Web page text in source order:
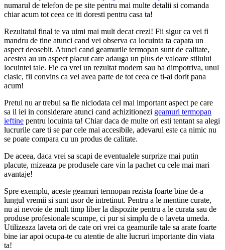
numarul de telefon de pe site pentru mai multe detalii si comanda
chiar acum tot ceea ce iti doresti pentru casa ta!
Rezultatul final te va uimi mai mult decat crezi! Fii sigur ca vei fi
mandru de tine atunci cand vei observa ca locuinta ta capata un
aspect deosebit. Atunci cand geamurile termopan sunt de calitate,
acestea au un aspect placut care adauga un plus de valoare stilului
locuintei tale. Fie ca vrei un rezultat modern sau ba dimpotriva, unul
clasic, fii convins ca vei avea parte de tot ceea ce ti-ai dorit pana
acum!
Pretul nu ar trebui sa fie niciodata cel mai important aspect pe care
sa il iei in considerare atunci cand achizitionezi geamuri termopan
ieftine pentru locuinta ta! Chiar daca de multe ori esti tentant sa alegi
lucrurile care ti se par cele mai accesibile, adevarul este ca nimic nu
se poate compara cu un produs de calitate.
De aceea, daca vrei sa scapi de eventualele surprize mai putin
placute, mizeaza pe produsele care vin la pachet cu cele mai mari
avantaje!
Spre exemplu, aceste geamuri termopan rezista foarte bine de-a
lungul vremii si sunt usor de intretinut. Pentru a le mentine curate,
nu ai nevoie de mult timp liber la dispozite pentru a le curata sau de
produse profesionale scumpe, ci pur si simplu de o laveta umeda.
Utilizeaza laveta ori de cate ori vrei ca geamurile tale sa arate foarte
bine iar apoi ocupa-te cu atentie de alte lucruri importante din viata
ta!